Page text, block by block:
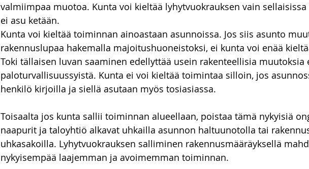
valmiimpaa muotoa. Kunta voi kieltää lyhytvuokrauksen vain
ei asu ketään.
Kunta voi kieltää toiminnan ainoastaan asunnoissa. Jos siis asunto
rakennuslupaa hakemalla majoitushuoneistoksi, ei kunta voi enää
Toki tällaisen luvan saaminen edellyttää usein rakenteellisia muutoksia
paloturvallisuussyistä. Kunta ei voi kieltää toimintaa silloin, jos
henkilö kirjoilla ja siellä asutaan myös tosiasiassa.
Toisaalta jos kunta sallii toiminnan alueellaan, poistaa tämä nykyisiä
naapurit ja taloyhtiö alkavat uhkailla asunnon haltuunotolla tai
uhkasakoilla. Lyhytvuokrauksen salliminen rakennusmääräyksellä
nykyisempää laajemman ja avoimemman toiminnan.